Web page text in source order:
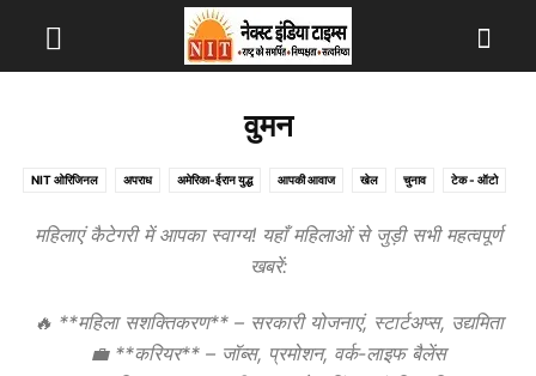
वुमन
NIT ओरिजिनल अपराध अमेरिका-ईरान युद्ध आपकी आवाज खेल चुनाव टेक - ऑटो
राजनीति राज्य राशिफल लाइफस्टाइल विदेश वीडियो वुमन व्यक्ति विशेष
महिलाएं कैटेगरी में आपका स्वाग्य! यहाँ महिलाओं से जुड़ी सभी महत्वपूर्ण
खबरें:
🔥 **महिला सशक्तिकरण** – सरकारी योजनाएं, स्टार्टअप्स, उद्यमिता
💼 **करियर** – जॉब्स, प्रमोशन, वर्क-लाइफ बैलेंस